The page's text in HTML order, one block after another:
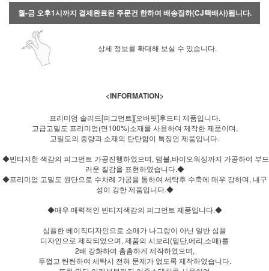
월-금 오후1시까지 결제완료된 주문건 한하여 배송집하(CJ택배사)됩니다.
상세 정보를 확대해 보실 수 있습니다.
<INFORMATION>
프리미엄 솔리드[피그먼트][오버핏]후드티 제품입니다.
고급고밀도 프리미엄(면100%)소재를 사용하여 제작한 제품이며,
고밀도의 중량과 소재의 탄탄함이 특징인 제품입니다.
◆빈티지한 색감의 피그먼트 가공진행하였으며, 덤블,바이오워싱까지 가공하여 부드
러운 질감을 표현하였습니다.◆
◆프리미엄 고밀도 원단으로 수차례 가공을 통하여 세탁후 수축에 매우 강하며, 내구
성이 강한 제품입니다.◆
◆매우 매력적인 빈티지색감의 피그먼트 제품입니다.◆
심플한 베이직디자인으로 소매가 나그랑이 아닌 일반 심플
디자인으로 제작되었으며, 제품의 시보리(밑단,에리,소매)를
2배 강화하여 촘촘하게 제작하였으며,
두껍고 탄탄하여 세탁시 전혀 문제가 없도록 제작하였습니다.